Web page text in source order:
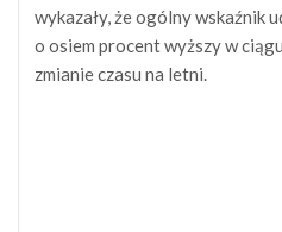
wykazały, że ogólny wskaźnik
o osiem procent wyższy w
zmianie czasu na letni.